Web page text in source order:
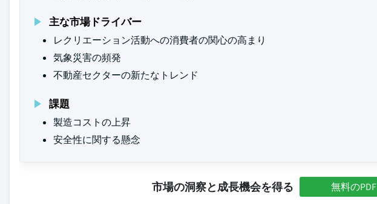
主な市場ドライバー
レクリエーション活動への消費者の関心の高まり
気象災害の頻発
不動産セクターの新たなトレンド
課題
製造コストの上昇
安全性に関する懸念
市場の洞察と成長機会を得る 無料の